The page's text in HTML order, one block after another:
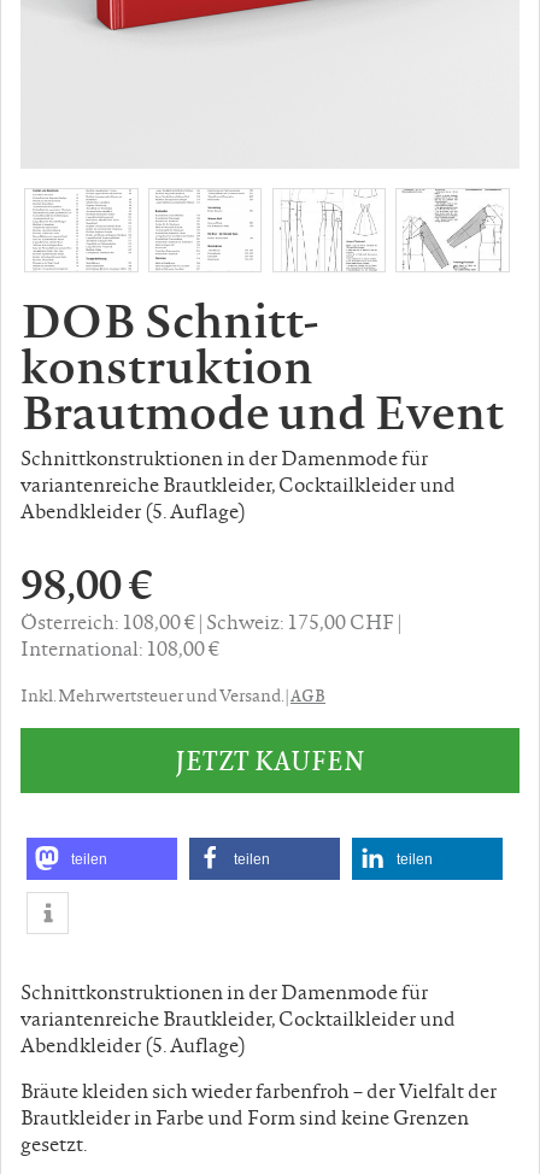
DOB Schnitt-
konstruktion
Brautmode und Event
Schnittkonstruktionen in der Damenmode für
variantenreiche Brautkleider, Cocktailkleider und
Abendkleider (5. Auflage)
98,00 €
Österreich: 108,00 € Schweiz: 175,00 CHF
International: 108,00 €
Inkl. Mehrwertsteuer und Versand. |AGB
JETZT KAUFEN
teilen teilen teilen
Schnittkonstruktionen in der Damenmode für
variantenreiche Brautkleider, Cocktailkleider und
Abendkleider (5. Auflage)
Bräute kleiden sich wieder farbenfroh – der Vielfalt der
Brautkleider in Farbe und Form sind keine Grenzen
gesetzt.